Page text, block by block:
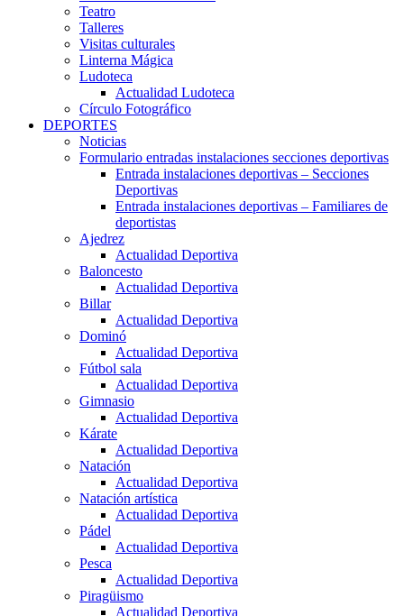
Teatro
Talleres
Visitas culturales
Linterna Mágica
Ludoteca
Actualidad Ludoteca
Círculo Fotográfico
DEPORTES
Noticias
Formulario entradas instalaciones secciones deportivas
Entrada instalaciones deportivas – Secciones
Deportivas
Entrada instalaciones deportivas – Familiares de
deportistas
Ajedrez
Actualidad Deportiva
Baloncesto
Actualidad Deportiva
Billar
Actualidad Deportiva
Dominó
Actualidad Deportiva
Fútbol sala
Actualidad Deportiva
Gimnasio
Actualidad Deportiva
Kárate
Actualidad Deportiva
Natación
Actualidad Deportiva
Natación artística
Actualidad Deportiva
Pádel
Actualidad Deportiva
Pesca
Actualidad Deportiva
Piragüismo
Actualidad Deportiva